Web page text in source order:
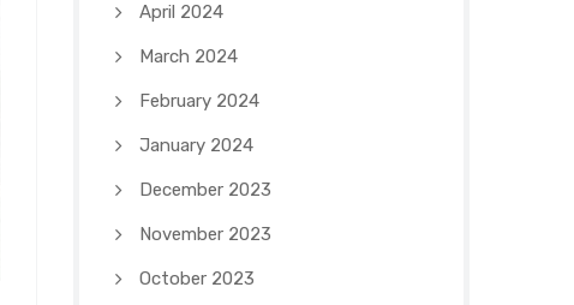
April 2024
March 2024
February 2024
January 2024
December 2023
November 2023
October 2023